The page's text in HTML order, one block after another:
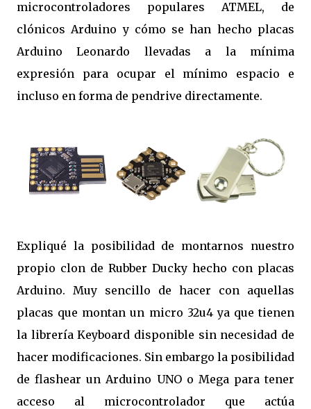
microcontroladores populares ATMEL, de
clónicos Arduino y cómo se han hecho placas
Arduino Leonardo llevadas a la mínima
expresión para ocupar el mínimo espacio e
incluso en forma de pendrive directamente.
Expliqué la posibilidad de montarnos nuestro
propio clon de Rubber Ducky hecho con placas
Arduino. Muy sencillo de hacer con aquellas
placas que montan un micro 32u4 ya que tienen
la librería Keyboard disponible sin necesidad de
hacer modificaciones. Sin embargo la posibilidad
de flashear un Arduino UNO o Mega para tener
acceso al microcontrolador que actúa